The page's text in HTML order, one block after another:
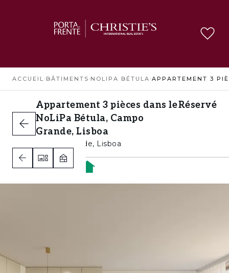
ACCUEIL › BÂTIMENTS ›NOLIPA BÉTULA ›
Appartement 3 pièces dans le
NoLiPa Bétula, Campo
Grande, Lisboa
Campo Grande, Lisboa
Réservé
2 2